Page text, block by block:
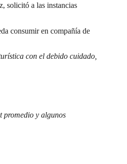
solicitó a las instancias
consumir en compañía de
con el debido cuidado,
promedio y algunos